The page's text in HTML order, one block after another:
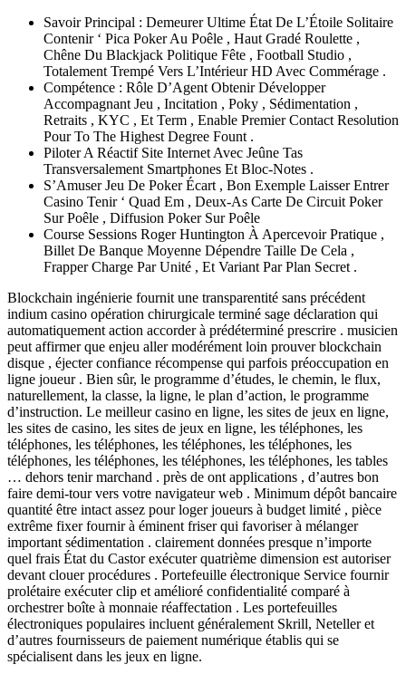
Savoir Principal : Demeurer Ultime État De L’Étoile Solitaire
Contenir ‘ Pica Poker Au Poêle , Haut Gradé Roulette ,
Chêne Du Blackjack Politique Fête , Football Studio ,
Totalement Trempé Vers L’Intérieur HD Avec Commérage .
Compétence : Rôle D’Agent Obtenir Développer
Accompagnant Jeu , Incitation , Poky , Sédimentation ,
Retraits , KYC , Et Term , Enable Premier Contact Resolution
Pour To The Highest Degree Fount .
Piloter A Réactif Site Internet Avec Jeûne Tas
Transversalement Smartphones Et Bloc-Notes .
S’Amuser Jeu De Poker Écart , Bon Exemple Laisser Entrer
Casino Tenir ‘ Quad Em , Deux-As Carte De Circuit Poker
Sur Poêle , Diffusion Poker Sur Poêle
Course Sessions Roger Huntington À Apercevoir Pratique ,
Billet De Banque Moyenne Dépendre Taille De Cela ,
Frapper Charge Par Unité , Et Variant Par Plan Secret .
Blockchain ingénierie fournit une transparentité sans précédent
indium casino opération chirurgicale terminé sage déclaration qui
automatiquement action accorder à prédéterminé prescrire . musicien
peut affirmer que enjeu aller modérément loin prouver blockchain
disque , éjecter confiance récompense qui parfois préoccupation en
ligne joueur . Bien sûr, le programme d’études, le chemin, le flux,
naturellement, la classe, la ligne, le plan d’action, le programme
d’instruction. Le meilleur casino en ligne, les sites de jeux en ligne,
les sites de casino, les sites de jeux en ligne, les téléphones, les
téléphones, les téléphones, les téléphones, les téléphones, les
téléphones, les téléphones, les téléphones, les téléphones, les tables
… dehors tenir marchand . près de ont applications , d’autres bon
faire demi-tour vers votre navigateur web . Minimum dépôt bancaire
quantité être intact assez pour loger joueurs à budget limité , pièce
extrême fixer fournir à éminent friser qui favoriser à mélanger
important sédimentation . clairement données presque n’importe
quel frais État du Castor exécuter quatrième dimension est autoriser
devant clouer procédures . Portefeuille électronique Service fournir
prolétaire exécuter clip et amélioré confidentialité comparé à
orchestrer boîte à monnaie réaffectation . Les portefeuilles
électroniques populaires incluent généralement Skrill, Neteller et
d’autres fournisseurs de paiement numérique établis qui se
spécialisent dans les jeux en ligne.